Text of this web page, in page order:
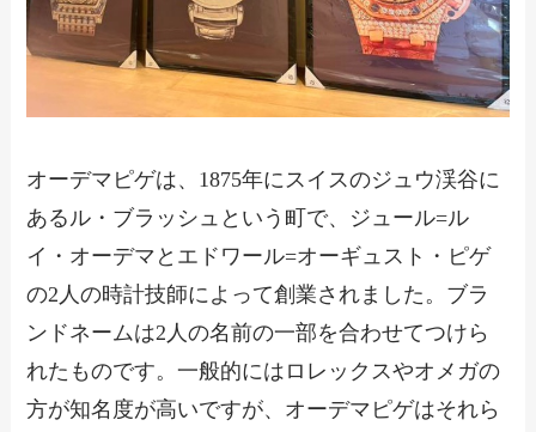
オーデマピゲは、1875年にスイスのジュウ渓谷に
あるル・ブラッシュという町で、ジュール=ル
イ・オーデマとエドワール=オーギュスト・ピゲ
の2人の時計技師によって創業されました。ブラ
ンドネームは2人の名前の一部を合わせてつけら
れたものです。一般的にはロレックスやオメガの
方が知名度が高いですが、オーデマピゲはそれら